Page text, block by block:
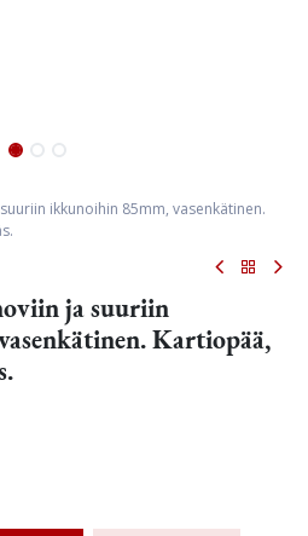
ikkunoihin 85mm, vasenkätinen.
ja suuriin
Kartiopää,